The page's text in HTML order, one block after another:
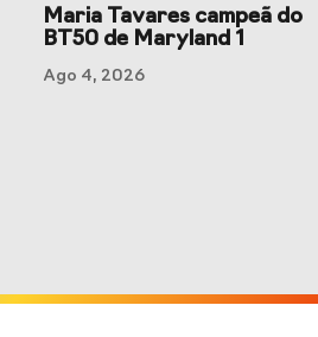
Maria Tavares campeã do
BT50 de Maryland 1
Ago 4, 2026